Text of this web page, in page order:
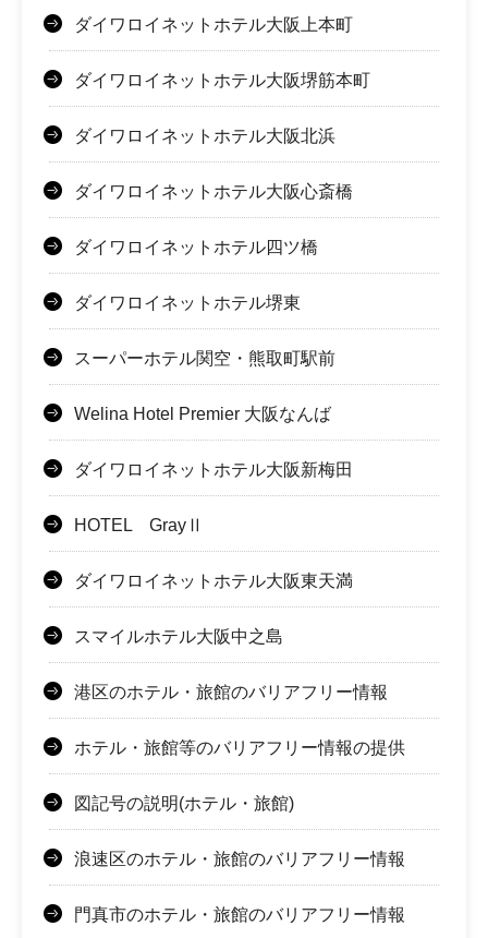
ダイワロイネットホテル大阪上本町
ダイワロイネットホテル大阪堺筋本町
ダイワロイネットホテル大阪北浜
ダイワロイネットホテル大阪心斎橋
ダイワロイネットホテル四ツ橋
ダイワロイネットホテル堺東
スーパーホテル関空・熊取町駅前
Welina Hotel Premier 大阪なんば
ダイワロイネットホテル大阪新梅田
HOTEL GrayⅡ
ダイワロイネットホテル大阪東天満
スマイルホテル大阪中之島
港区のホテル・旅館のバリアフリー情報
ホテル・旅館等のバリアフリー情報の提供
図記号の説明(ホテル・旅館)
浪速区のホテル・旅館のバリアフリー情報
門真市のホテル・旅館のバリアフリー情報